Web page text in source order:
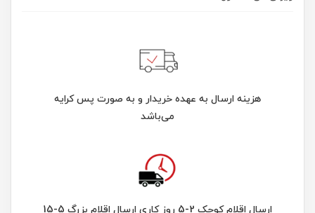
هزینه ارسال به عهده خریدار و به صورت پس کرایه
می‌باشد
ارسال اقلام کوچک 2-5 روز کاری ارسال اقلام بزرگ 5-15